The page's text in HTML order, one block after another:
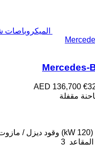
الميكروباصات
Mercedes-
AED 136,700
مقفلة
وقود ديزل /
3